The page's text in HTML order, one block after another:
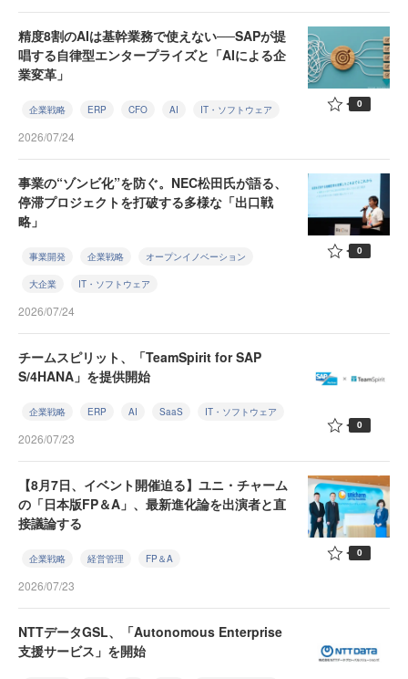
精度8割のAIは基幹業務で使えない──SAPが提
唱する自律型エンタープライズと「AIによる企
業変革」
企業戦略 ERP CFO AI IT・ソフトウェア
2026/07/24
0
事業の“ゾンビ化”を防ぐ。NEC松田氏が語る、
停滞プロジェクトを打破する多様な「出口戦
略」
事業開発 企業戦略 オープンイノベーション
大企業 IT・ソフトウェア
2026/07/24
0
チームスピリット、「TeamSpirit for SAP
S/4HANA」を提供開始
企業戦略 ERP AI SaaS IT・ソフトウェア
2026/07/23
0
【8月7日、イベント開催迫る】ユニ・チャーム
の「日本版FP＆A」、最新進化論を出演者と直
接議論する
企業戦略 経営管理 FP＆A
2026/07/23
0
NTTデータGSL、「Autonomous Enterprise
支援サービス」を開始